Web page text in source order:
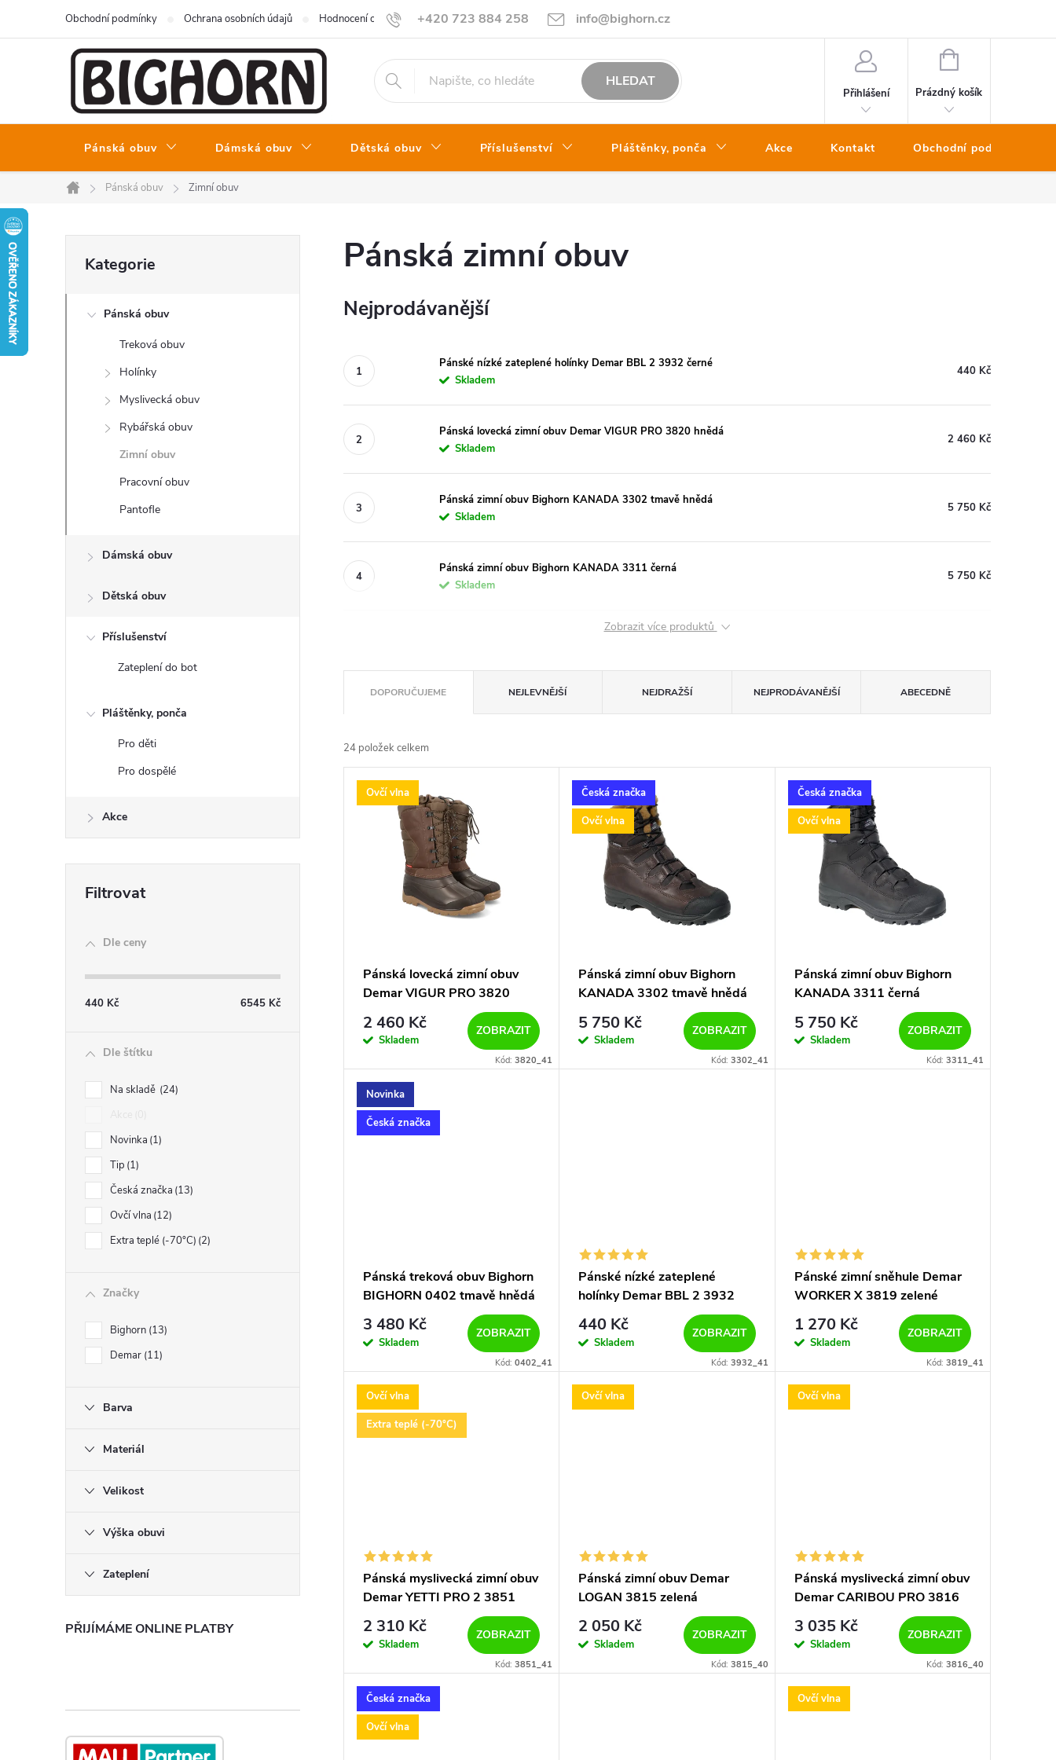
+420 723 884 258 info@bighorn.cz
Obchodní podmínky Ochrana osobních údajů Hodnocení obchodu Kontakt
HLEDAT
Přihlášení
NÁKUPNÍ
Prázdný košík
Pánská obuv Dámská obuv Dětská obuv Příslušenství Pláštěnky, ponča Akce Kontakt Obchodní podmínky
Domů
Pánská obuv Zimní obuv
o
n
kategorie
Kategorie
Pánská obuv
Treková obuv
Holínky
Myslivecká obuv
Rybářská obuv
Zimní obuv
Pracovní obuv
Pantofle
Dámská obuv
Dětská obuv
Příslušenství
Zateplení do bot
Pláštěnky, ponča
Pro děti
Pro dospělé
Akce
Dle ceny
440 Kč 6545 Kč
Dle štítku
Na skladě 24
Novinka 1
Tip 1
Česká značka 13
Ovčí vlna 12
Extra teplé (-70°C) 2
Značky
Bighorn 13
Demar 11
Barva
Materiál
Velikost
Výška obuvi
Zateplení
PŘIJÍMÁME ONLINE PLATBY
Pánská zimní obuv
Nejprodávanější
Pánské nízké zateplené holínky Demar BBL 2 3932 černé
Skladem
440 Kč
Pánská lovecká zimní obuv Demar VIGUR PRO 3820 hnědá
Skladem
2 460 Kč
Pánská zimní obuv Bighorn KANADA 3302 tmavě hnědá
Skladem
5 750 Kč
Pánská zimní obuv Bighorn KANADA 3311 černá
Skladem
5 750 Kč
Zobrazit více produktů
a
z
e
u
k
DOPORUČUJEME NEJLEVNĚJŠÍ NEJDRAŽŠÍ NEJPRODÁVANĚJŠÍ ABECEDNĚ
24 položek celkem
V
o
d
u
Ovčí vlna
Pánská lovecká zimní obuv
Demar VIGUR PRO 3820
2 460 Kč
Skladem
ZOBRAZIT
Kód:3820_41
Česká značka
Ovčí vlna
Pánská zimní obuv Bighorn
KANADA 3302 tmavě hnědá
5 750 Kč
Skladem
ZOBRAZIT
Kód: 3302_41
Česká značka
Ovčí vlna
Pánská zimní obuv Bighorn
KANADA 3311 černá
5 750 Kč
Skladem
ZOBRAZIT
Kód: 3311_41
Novinka
Česká značka
Pánská treková obuv Bighorn
BIGHORN 0402 tmavě hnědá
3 480 Kč
Skladem
ZOBRAZIT
Kód:0402_41
Pánské nízké zateplené
holínky Demar BBL 2 3932
černé
440 Kč
Skladem
ZOBRAZIT
Kód: 3932_41
Pánské zimní sněhule Demar
WORKER X 3819 zelené
1 270 Kč
Skladem
ZOBRAZIT
Kód: 3819_41
Ovčí vlna
Extra teplé (-70°C)
Pánská myslivecká zimní obuv
Demar YETTI PRO 2 3851
hnědá
2 310 Kč
Skladem
ZOBRAZIT
Kód:3851_41
Ovčí vlna
Pánská zimní obuv Demar
LOGAN 3815 zelená
2 050 Kč
Skladem
ZOBRAZIT
Kód: 3815_40
Ovčí vlna
Pánská myslivecká zimní obuv
Demar CARIBOU PRO 3816
hnědá
3 035 Kč
Skladem
ZOBRAZIT
Kód: 3816_40
Česká značka
Ovčí vlna
Ovčí vlna